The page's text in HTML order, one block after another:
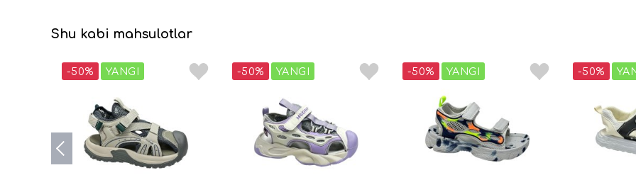
Shu kabi mahsulotlar
-50% YANGI -50% YANGI -50% YANGI -50%